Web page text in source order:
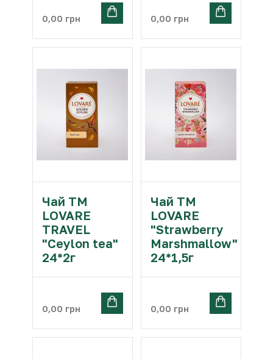
0,00 грн 0,00 грн
Чай ТМ
LOVARE
TRAVEL
"Ceylon tea"
24*2г
0,00 грн
Чай ТМ
LOVARE
"Strawberry
Marshmallow"
24*1,5г
0,00 грн